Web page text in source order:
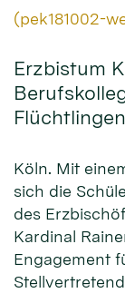
Von:
(pek181002-
Erzbistum
Flüchtlingen
Köln. Mit
sich die
des
Kardinal
Engagement